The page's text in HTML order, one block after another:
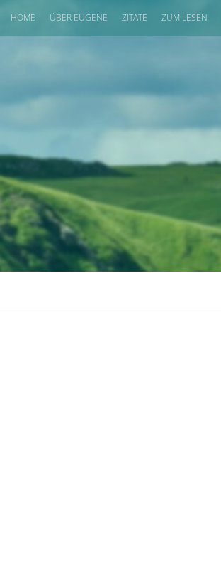
HOME ÜBER EUGENE ZITATE ZUM LESEN